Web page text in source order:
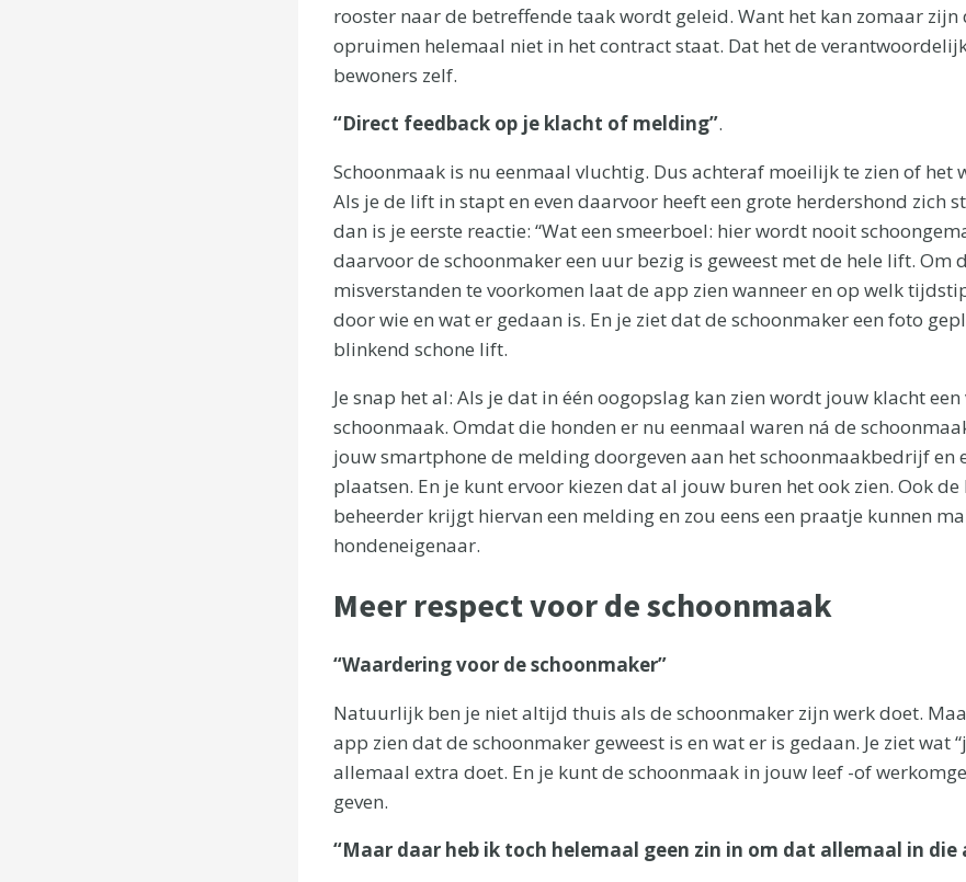
rooster naar de betreffende taak wordt geleid. Want het kan zomaar
opruimen helemaal niet in het contract staat. Dat het de
bewoners zelf.
“Direct feedback op je klacht of melding”.
Schoonmaak is nu eenmaal vluchtig. Dus achteraf moeilijk te zien of het
Als je de lift in stapt en even daarvoor heeft een grote herdershond zich
dan is je eerste reactie: “Wat een smeerboel: hier wordt nooit
daarvoor de schoonmaker een uur bezig is geweest met de hele lift. Om
misverstanden te voorkomen laat de app zien wanneer en op welk
door wie en wat er gedaan is. En je ziet dat de schoonmaker een foto
blinkend schone lift.
Je snap het al: Als je dat in één oogopslag kan zien wordt jouw klacht
schoonmaak. Omdat die honden er nu eenmaal waren ná de
jouw smartphone de melding doorgeven aan het schoonmaakbedrijf en
plaatsen. En je kunt ervoor kiezen dat al jouw buren het ook zien. Ook
beheerder krijgt hiervan een melding en zou eens een praatje kunnen
hondeneigenaar.
Meer respect voor de schoonmaak
“Waardering voor de schoonmaker”
Natuurlijk ben je niet altijd thuis als de schoonmaker zijn werk doet.
app zien dat de schoonmaker geweest is en wat er is gedaan. Je ziet wat
allemaal extra doet. En je kunt de schoonmaak in jouw leef -of
geven.
“Maar daar heb ik toch helemaal geen zin in om dat allemaal in die